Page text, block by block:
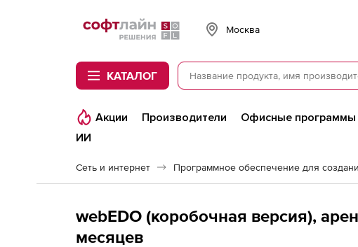
Softline
Москва
КАТАЛОГ
Акции Производители Офисные программы
ИИ
Сеть и интернет Программное обеспечение для
webEDO (коробочная версия),
месяцев